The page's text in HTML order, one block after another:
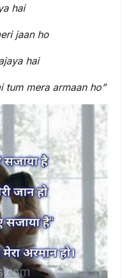
hai
jaan ho
hai
tum mera armaan ho”